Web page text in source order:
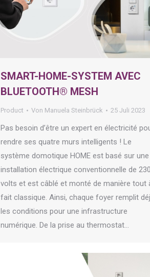
SMART-HOME-SYSTEM AVEC
BLUETOOTH® MESH
Product Von Manuela Steinbrück 25 Juli 2023
Pas besoin d’être un expert en électricité
rendre ses quatre murs intelligents ! Le
système domotique HOME est basé sur une
installation électrique conventionnelle de 230
volts et est câblé et monté de manière tout
fait classique. Ainsi, chaque foyer remplit
les conditions pour une infrastructure
numérique. De la prise au thermostat…